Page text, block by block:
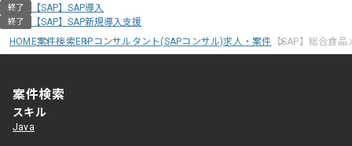
終了 【SAP】SAP導入
終了
【SAP】SAP新規導入支援
HOME案件検索ERPコンサルタント(SAPコンサル)求人・案件 【SAP】総合食
案件検索
スキル
Java